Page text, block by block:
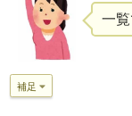
一
補足